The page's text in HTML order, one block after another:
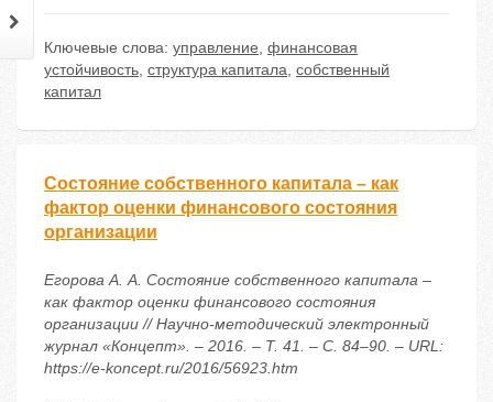
Ключевые слова: управление, финансовая
устойчивость, структура капитала, собственный
капитал
Состояние собственного капитала – как
фактор оценки финансового состояния
организации
Егорова А. А. Состояние собственного капитала –
как фактор оценки финансового состояния
организации // Научно-методический электронный
журнал «Концепт». – 2016. – Т. 41. – С. 84–90. – URL:
https://e-koncept.ru/2016/56923.htm